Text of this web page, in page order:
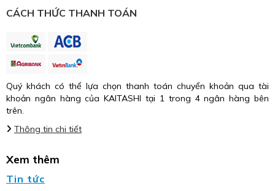
CÁCH THỨC THANH TOÁN
Quý khách có thể lựa chọn thanh toán chuyển khoản qua tài
khoản ngân hàng của KAITASHI tại 1 trong 4 ngân hàng bên
trên.
Thông tin chi tiết
Xem thêm
Tin tức